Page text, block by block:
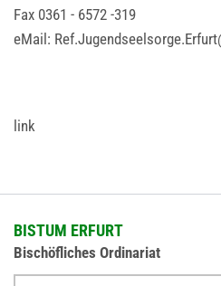
Fax 0361 - 6572 -319
eMail:
link
BISTUM ERFURT
Bischöfliches Ordinariat